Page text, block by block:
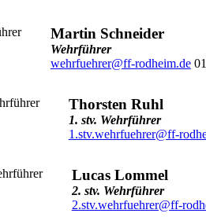
Martin Schneider
Wehrführer
wehrfuehrer@ff-rodheim.de
Thorsten Ruhl
1. stv. Wehrführer
1.stv.wehrfuehrer@ff-
Lucas Lommel
2. stv. Wehrführer
2.stv.wehrfuehrer@ff-